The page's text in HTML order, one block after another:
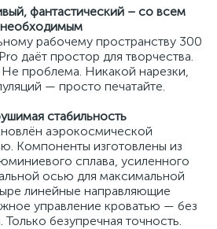
фантастический – со всем
необходимым
рабочему пространству 300
даёт простор для творчества.
проблема. Никакой нарезки,
— просто печатайте.
стабильность
аэрокосмической
Компоненты изготовлены из
сплава, усиленного
осью для максимальной
линейные направляющие
управление кроватью — без
Только безупречная точность.